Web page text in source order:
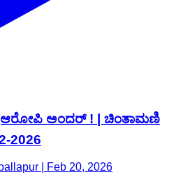
ಆರೋಪಿ ಅಂದರ್ ! | ಚಿಂತಾಮಣಿ
2026
| Feb 20, 2026